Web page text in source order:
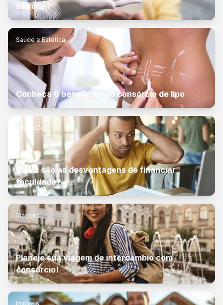
silicone?
Saúde e Estética
Conheça 6 benefícios do consórcio de lipo
Educação
Quais são as desvantagens de financiar
faculdade?
Viagens
Planeje sua viagem de intercâmbio com
consórcio!
Imóveis